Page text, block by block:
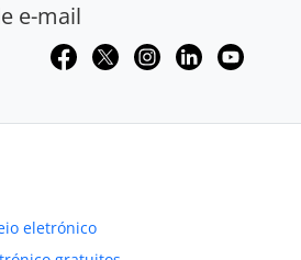
e-mail
eletrónico